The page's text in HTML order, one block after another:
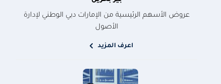
عروض الأسهم الرئيسية من الإمارات دبي الوطني لإدارة
الأصول
اعرف المزيد